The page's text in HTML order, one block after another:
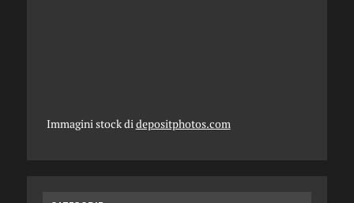
Immagini stock di depositphotos.com